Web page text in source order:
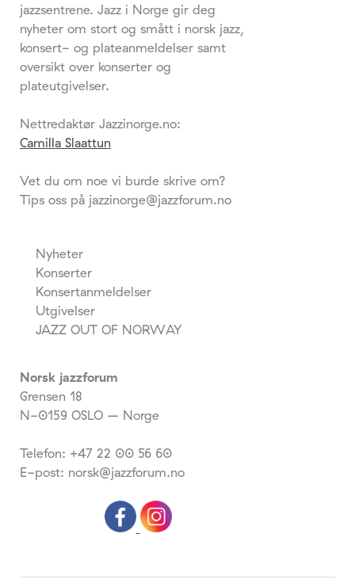
jazzsentrene. Jazz i Norge gir deg
nyheter om stort og smått i norsk jazz,
konsert- og plateanmeldelser samt
oversikt over konserter og
plateutgivelser.
Nettredaktør Jazzinorge.no:
Camilla Slaattun
Vet du om noe vi burde skrive om?
Tips oss på jazzinorge@jazzforum.no
Nyheter
Konserter
Konsertanmeldelser
Utgivelser
JAZZ OUT OF NORWAY
Norsk jazzforum
Grensen 18
N-0159 OSLO – Norge
Telefon: +47 22 00 56 60
E-post: norsk@jazzforum.no